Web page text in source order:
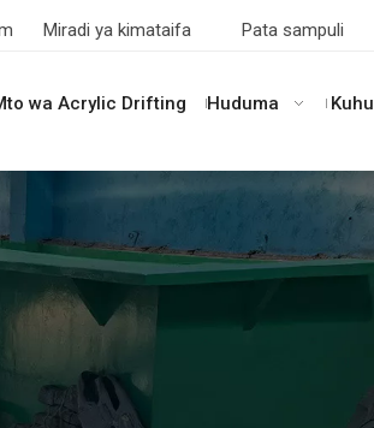
Miradi ya kimataifa Pata sampuli
wa Acrylic Drifting Huduma